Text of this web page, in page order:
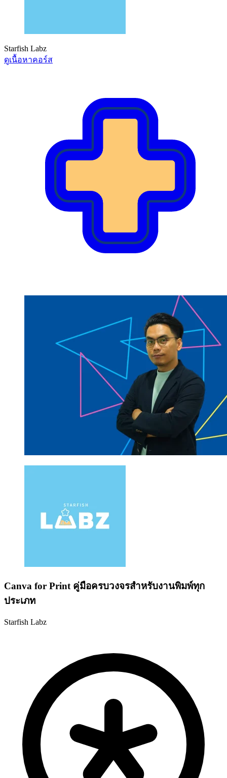
Starfish Labz
ดูเนื้อหาคอร์ส
Canva for Print คู่มือครบวงจรสำหรับงานพิมพ์ทุก
ประเภท
Starfish Labz